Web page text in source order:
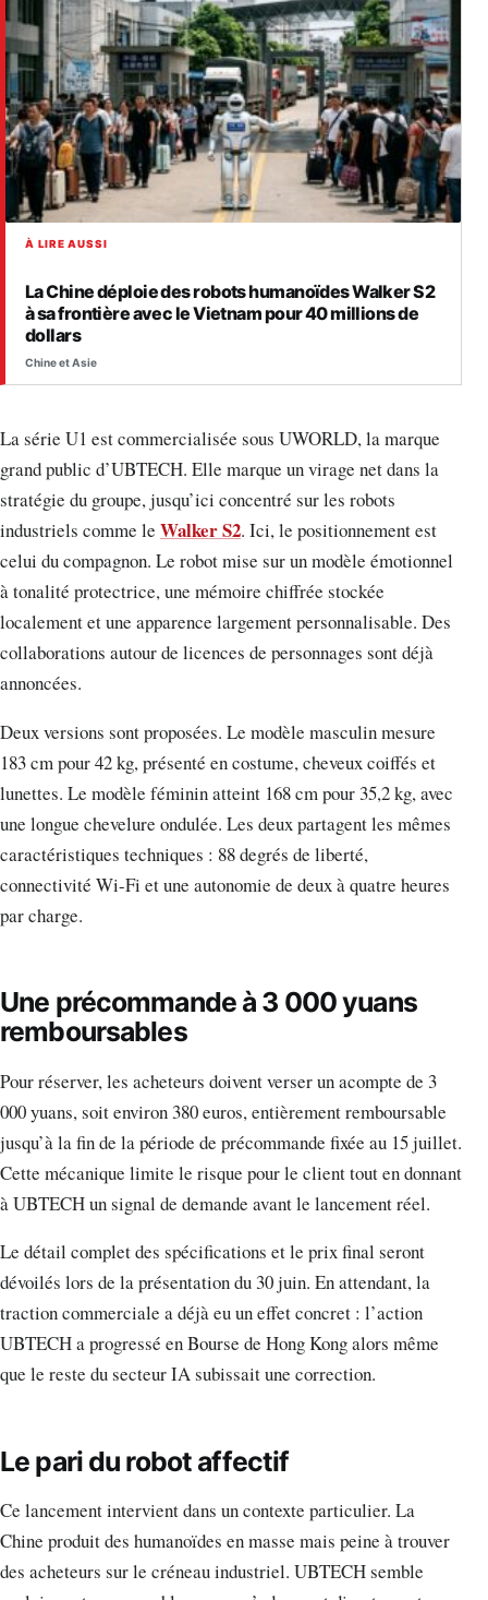
À LIRE AUSSI
La Chine déploie des robots humanoïdes Walker S2
à sa frontière avec le Vietnam pour 40 millions de
dollars
Chine et Asie
La série U1 est commercialisée sous UWORLD, la marque
grand public d’UBTECH. Elle marque un virage net dans la
stratégie du groupe, jusqu’ici concentré sur les robots
industriels comme le Walker S2. Ici, le positionnement est
celui du compagnon. Le robot mise sur un modèle émotionnel
à tonalité protectrice, une mémoire chiffrée stockée
localement et une apparence largement personnalisable. Des
collaborations autour de licences de personnages sont déjà
annoncées.
Deux versions sont proposées. Le modèle masculin mesure
183 cm pour 42 kg, présenté en costume, cheveux coiffés et
lunettes. Le modèle féminin atteint 168 cm pour 35,2 kg, avec
une longue chevelure ondulée. Les deux partagent les mêmes
caractéristiques techniques : 88 degrés de liberté,
connectivité Wi-Fi et une autonomie de deux à quatre heures
par charge.
Une précommande à 3 000 yuans
remboursables
Pour réserver, les acheteurs doivent verser un acompte de 3
000 yuans, soit environ 380 euros, entièrement remboursable
jusqu’à la fin de la période de précommande fixée au 15 juillet.
Cette mécanique limite le risque pour le client tout en donnant
à UBTECH un signal de demande avant le lancement réel.
Le détail complet des spécifications et le prix final seront
dévoilés lors de la présentation du 30 juin. En attendant, la
traction commerciale a déjà eu un effet concret : l’action
UBTECH a progressé en Bourse de Hong Kong alors même
que le reste du secteur IA subissait une correction.
Le pari du robot affectif
Ce lancement intervient dans un contexte particulier. La
Chine produit des humanoïdes en masse mais peine à trouver
des acheteurs sur le créneau industriel. UBTECH semble